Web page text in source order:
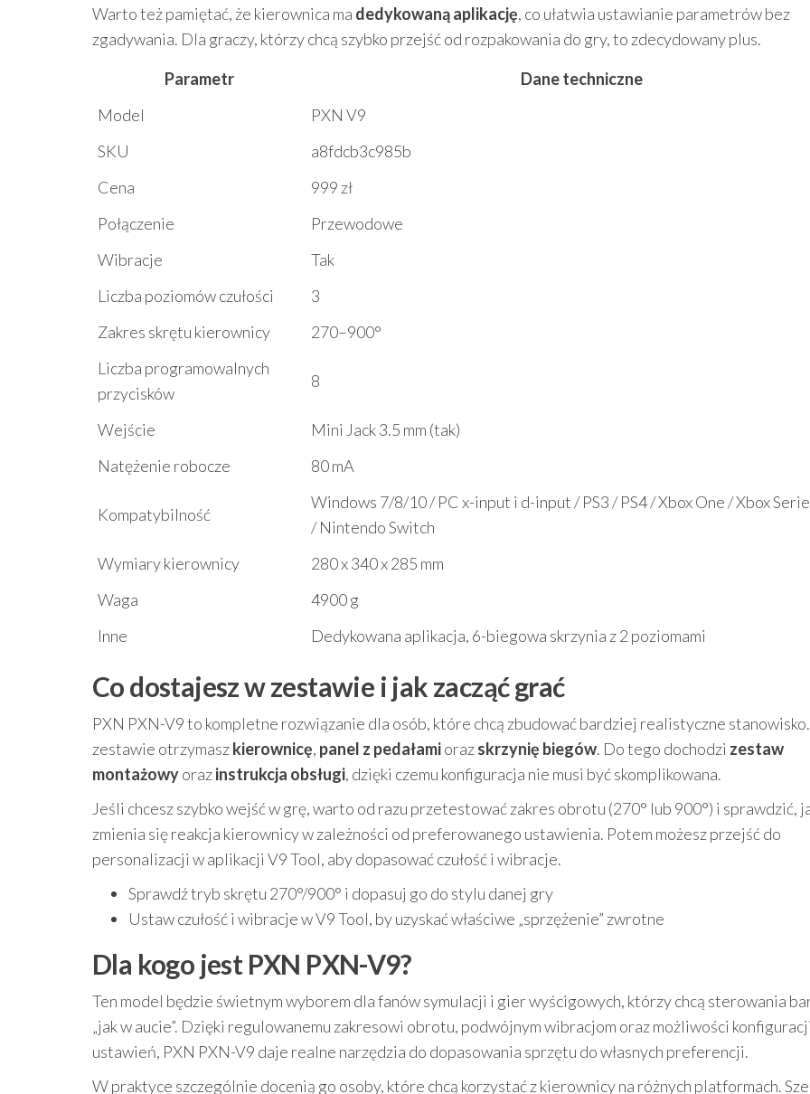
Warto też pamiętać, że kierownica ma dedykowaną aplikację, co ułatwia ustawianie parametrów bez
zgadywania. Dla graczy, którzy chcą szybko przejść od rozpakowania do gry, to zdecydowany plus.
Parametr
Dane techniczne
Model
PXN V9
SKU
a8fdcb3c985b
Cena
999 zł
Połączenie
Przewodowe
Wibracje
Tak
Liczba poziomów czułości
3
Zakres skrętu kierownicy
270–900°
Liczba programowalnych
przycisków
8
Wejście
Mini Jack 3.5 mm (tak)
Natężenie robocze
80 mA
Kompatybilność
Windows 7/8/10 / PC x-input i d-input / PS3 / PS4 / Xbox One / Xbox
/ Nintendo Switch
Wymiary kierownicy
280 x 340 x 285 mm
Waga
4900 g
Inne
Dedykowana aplikacja, 6-biegowa skrzynia z 2 poziomami
Co dostajesz w zestawie i jak zacząć grać
PXN PXN-V9 to kompletne rozwiązanie dla osób, które chcą zbudować bardziej realistyczne
zestawie otrzymaszkierownicę, panel z pedałamiorazskrzynię biegów. Do tego dochodzi zestaw
montażowyorazinstrukcja obsługi, dzięki czemu konfiguracja nie musi być skomplikowana.
Jeśli chcesz szybko wejść w grę, warto od razu przetestować zakres obrotu (270° lub 900°) i sprawdzić,
zmienia się reakcja kierownicy w zależności od preferowanego ustawienia. Potem możesz przejść do
personalizacji w aplikacji V9 Tool, aby dopasować czułość i wibracje.
Sprawdź tryb skrętu 270°/900° i dopasuj go do stylu danej gry
Ustaw czułość i wibracje w V9 Tool, by uzyskać właściwe „sprzężenie” zwrotne
Dla kogo jest PXN PXN-V9?
Ten model będzie świetnym wyborem dla fanów symulacji i gier wyścigowych, którzy chcą sterowania
„jak w aucie”. Dzięki regulowanemu zakresowi obrotu, podwójnym wibracjom oraz możliwości konfiguracji
ustawień, PXN PXN-V9 daje realne narzędzia do dopasowania sprzętu do własnych preferencji.
W praktyce szczególnie docenią go osoby, które chcą korzystać z kierownicy na różnych platformach.